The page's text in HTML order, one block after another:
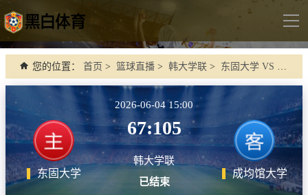
导
首页
德甲
法甲
西甲
您的位置： 首页 > 篮球直播 > 韩大学联 > 东固大学 VS 成均馆大学
东固大学
2026-06-04 15:00
67:105
韩大学联
已结束
成均馆大学